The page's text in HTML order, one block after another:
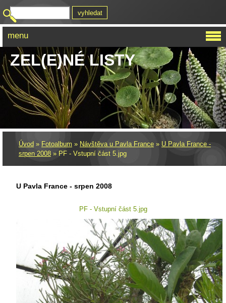
ZEL(E)NÉ LISTY
Úvod » Fotoalbum » Návštěva u Pavla France » U Pavla France -
srpen 2008 » PF - Vstupní část 5.jpg
U Pavla France - srpen 2008
PF - Vstupní část 5.jpg
menu